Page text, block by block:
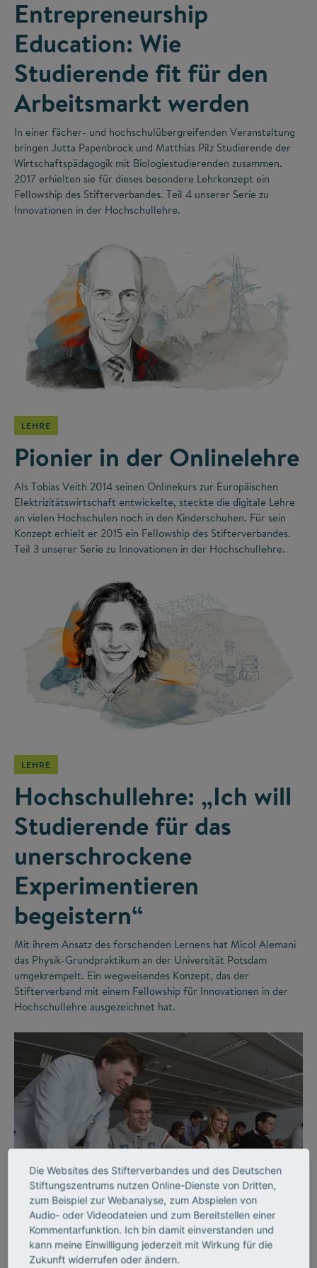
Entrepreneurship
Education: Wie
Studierende fit für den
Arbeitsmarkt werden
In einer fächer- und hochschulübergreifenden Veranstaltung
bringen Jutta Papenbrock und Matthias Pilz Studierende der
Wirtschaftspädagogik mit Biologiestudierenden zusammen.
2017 erhielten sie für dieses besondere Lehrkonzept ein
Fellowship des Stifterverbandes. Teil 4 unserer Serie zu
Innovationen in der Hochschullehre.
©
LEHRE
Pionier in der Onlinelehre
Als Tobias Veith 2014 seinen Onlinekurs zur Europäischen
Elektrizitätswirtschaft entwickelte, steckte die digitale Lehre
an vielen Hochschulen noch in den Kinderschuhen. Für sein
Konzept erhielt er 2015 ein Fellowship des Stifterverbandes.
Teil 3 unserer Serie zu Innovationen in der Hochschullehre.
LEHRE
Hochschullehre: „Ich will
Studierende für das
unerschrockene
Experimentieren
begeistern“
Mit ihrem Ansatz des forschenden Lernens hat Micol Alemani
das Physik-Grundpraktikum an der Universität Potsdam
umgekrempelt. Ein wegweisendes Konzept, das der
Stifterverband mit einem Fellowship für Innovationen in der
Hochschullehre ausgezeichnet hat.
©
LEHRE
Lehrende, die begeistern
Die Websites des Stifterverbandes und des Deutschen
Stiftungszentrums nutzen Online-Dienste von Dritten,
zum Beispiel zur Webanalyse, zum Abspielen von
Audio- oder Videodateien und zum Bereitstellen einer
Kommentarfunktion. Ich bin damit einverstanden und
kann meine Einwilligung jederzeit mit Wirkung für die
Zukunft widerrufen oder ändern.